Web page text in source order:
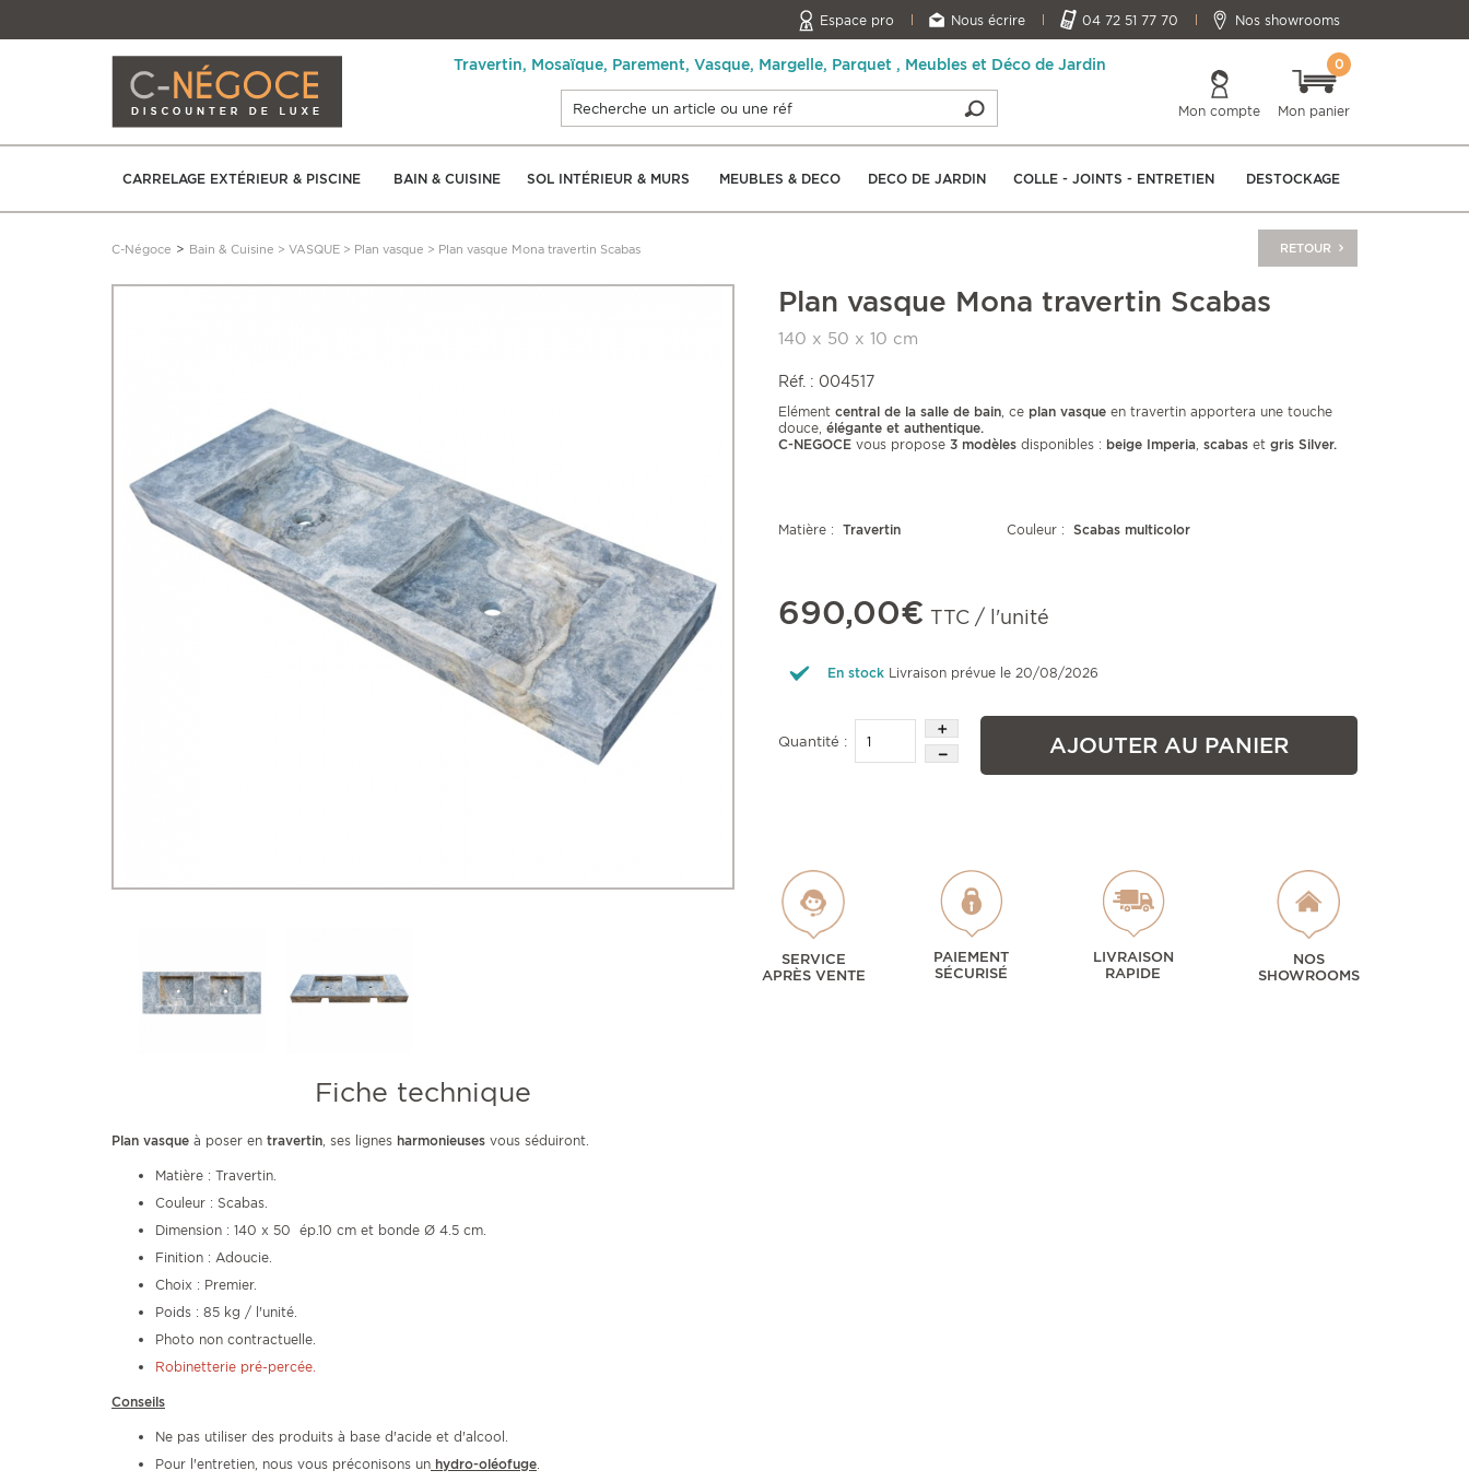
Espace pro Nous écrire 04 72 51 77 70 Nos showrooms
Travertin, Mosaïque, Parement, Vasque, Margelle, Parquet , Meubles et Déco de Jardin
Mon compte Mon panier
0
CARRELAGE EXTÉRIEUR & PISCINE BAIN & CUISINE SOL INTÉRIEUR & MURS MEUBLES & DECO DECO DE JARDIN COLLE - JOINTS - ENTRETIEN DESTOCKAGE
C-Négoce > Bain & Cuisine > VASQUE > Plan vasque > Plan vasque Mona travertin Scabas RETOUR
Fiche technique
Plan vasque à poser en travertin, ses lignes harmonieuses vous séduiront.
Matière : Travertin.
Couleur : Scabas.
Dimension : 140 x 50 ép.10 cm et bonde Ø 4.5 cm.
Finition : Adoucie.
Choix : Premier.
Poids : 85 kg / l'unité.
Photo non contractuelle.
Robinetterie pré-percée.
Conseils
Ne pas utiliser des produits à base d'acide et d'alcool.
Pour l'entretien, nous vous préconisons un hydro-oléofuge.
Plan vasque Mona travertin Scabas
140 x 50 x 10 cm
Réf. : 004517
Elément central de la salle de bain, ce plan vasque en travertin apportera une touche
douce, élégante et authentique.
C-NEGOCE vous propose 3 modèles disponibles : beige Imperia, scabas et gris Silver.
Matière : Travertin Couleur : Scabas multicolor
690,00€ TTC / l'unité
En stock Livraison prévue le 20/08/2026
Quantité : AJOUTER AU PANIER
SERVICE
APRÈS VENTE
PAIEMENT
SÉCURISÉ
LIVRAISON
RAPIDE
NOS
SHOWROOMS